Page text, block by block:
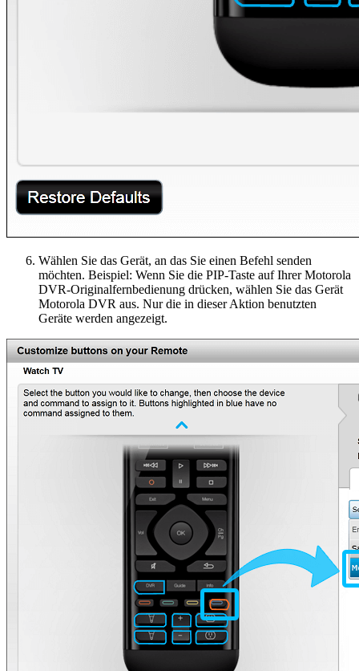
Wählen Sie das Gerät, an das Sie einen Befehl senden
möchten. Beispiel: Wenn Sie die PIP-Taste auf Ihrer Motorola
DVR-Originalfernbedienung drücken, wählen Sie das Gerät
Motorola DVR aus. Nur die in dieser Aktion benutzten
Geräte werden angezeigt.